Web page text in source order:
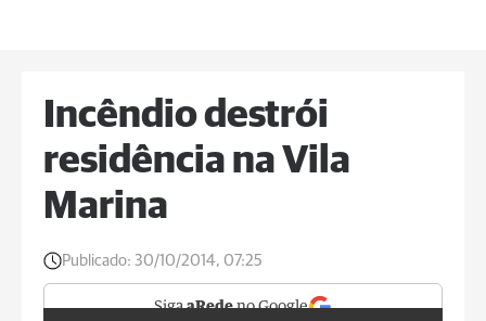
Incêndio destrói
residência na Vila
Marina
Publicado: 30/10/2014, 07:25
SigaaRedeno Google